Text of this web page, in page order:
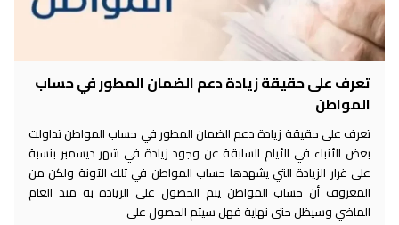
تعرف على حقيقة زيادة دعم الضمان المطور في حساب
المواطن
تعرف على حقيقة زيادة دعم الضمان المطور في حساب المواطن تداولت
بعض الأنباء في الأيام السابقة عن وجود زيادة في شهر ديسمبر بنسبة
على غرار الزيادة التي يشهدها حساب المواطن في تلك الآونة ولكن من
المعروف أن حساب المواطن يتم الحصول على الزيادة به منذ العام
الماضي وسيظل حتى نهاية فهل سيتم الحصول على